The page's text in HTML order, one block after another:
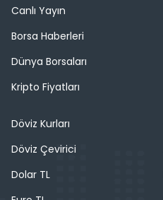
Canlı Yayın
Borsa Haberleri
Dünya Borsaları
Kripto Fiyatları
Döviz Kurları
Döviz Çevirici
Dolar TL